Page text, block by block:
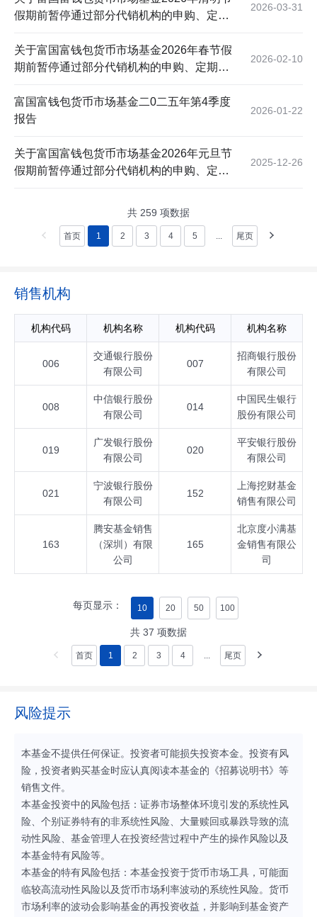
假期前暂停通过部分代销机构的申购、定期
2026-03-31
关于富国富钱包货币市场基金2026年春节假
期前暂停通过部分代销机构的申购、定期定
2026-02-10
富国富钱包货币市场基金二0二五年第4季度
报告
2026-01-22
关于富国富钱包货币市场基金2026年元旦节
假期前暂停通过部分代销机构的申购、定期
2025-12-26
共 259 项数据
首页 1 2 3 4 5 ... 尾页
销售机构
机构代码 机构名称 机构代码 机构名称
006
交通银行股份
有限公司
007
招商银行股份
有限公司
008
中信银行股份
有限公司
014
中国民生银行
股份有限公司
019
广发银行股份
有限公司
020
平安银行股份
有限公司
021
宁波银行股份
有限公司
152
上海挖财基金
销售有限公司
163
腾安基金销售
（深圳）有限
公司
165
北京度小满基
金销售有限公
司
每页显示： 10 20 50 100
共 37 项数据
首页 1 2 3 4 ... 尾页
风险提示
本基金不提供任何保证。投资者可能损失投资本金。投资有风
险，投资者购买基金时应认真阅读本基金的《招募说明书》等
销售文件。
本基金投资中的风险包括：证券市场整体环境引发的系统性风
险、个别证券特有的非系统性风险、大量赎回或暴跌导致的流
动性风险、基金管理人在投资经营过程中产生的操作风险以及
本基金特有风险等。
本基金的特有风险包括：本基金投资于货币市场工具，可能面
临较高流动性风险以及货币市场利率波动的系统性风险。货币
市场利率的波动会影响基金的再投资收益，并影响到基金资产